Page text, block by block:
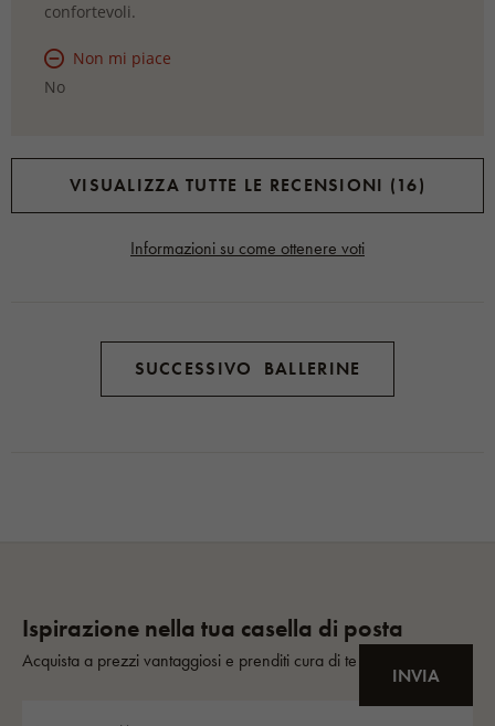
confortevoli.
Non mi piace
No
VISUALIZZA TUTTE LE RECENSIONI (16)
Informazioni su come ottenere voti
SUCCESSIVO BALLERINE